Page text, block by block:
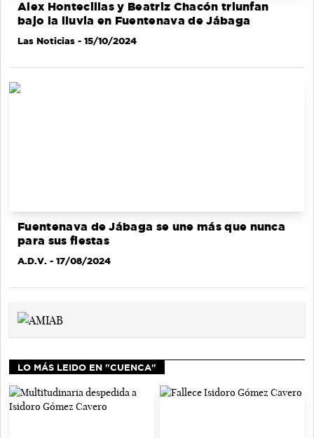
Alex Hontecillas y Beatriz Chacón triunfan
bajo la lluvia en Fuentenava de Jábaga
Las Noticias - 15/10/2024
Fuentenava de Jábaga se une más que nunca
para sus fiestas
A.D.V. - 17/08/2024
LO MÁS LEIDO EN "CUENCA"